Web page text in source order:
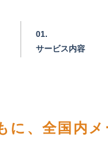
01.
サービス内容
に、全国内